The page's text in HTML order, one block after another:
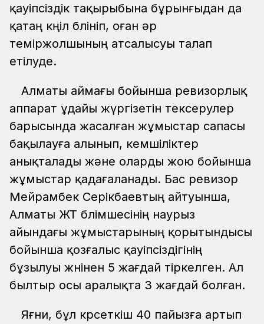
қауіпсіздік тақырыбына бұрынғыдан да
қатаң көңіл бөлініп, оған әр
теміржолшының атсалысуы талап
етілуде.
Алматы аймағы бойынша ревизорлық
аппарат ұдайы жүргізетін тексерулер
барысында жасалған жұмыстар сапасы
бақылауға алынып, кемшіліктер
анықталады және оларды жою бойынша
жұмыстар қадағаланады. Бас ревизор
Мейрамбек Серікбаевтың айтуынша,
Алматы ЖТ бөлімшесінің наурыз
айындағы жұмыстарының қорытындысы
бойынша қозғалыс қауіпсіздігінің
бұзылуы жөнінен 5 жағдай тіркелген. Ал
былтыр осы аралықта 3 жағдай болған.
Яғни, бұл көрсеткіш 40 пайызға артып